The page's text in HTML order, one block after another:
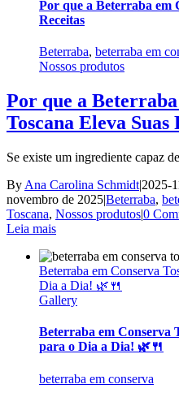
Por que a Beterraba em
Receitas
Beterraba, beterraba em
Nossos produtos
Por que a
Toscana Eleva Suas
Se existe um ingrediente capaz
By Ana Carolina Schmidt|2025-
novembro de 2025|Beterraba,
Toscana, Nossos produtos|0
Leia mais
Beterraba em Conserva
Dia a Dia! 🌿🍴
Gallery
Beterraba em Conserva
para o Dia a Dia! 🌿🍴
beterraba em conserva